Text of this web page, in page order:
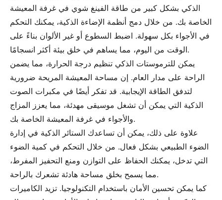
الذكي بشكل كبير من طاقة الفينغ شوي في غرفة المعيشة
الخاصة بك. من خلال دمج أنظمة الإضاءة الذكية، يمكنك التحكم
في الأجواء بكل سهولة. اضبط السطوع أو غير الألوان بناءً على
الوقت من اليوم، مما يساهم في خلق بيئة أكثر انسجامًا.
يمكن للترموستات الذكي تنظيم درجة الحرارة، مما يضمن
الراحة على مدار العام. إن مساحة المعيشة المريحة ضرورية
لتدفق الطاقة الإيجابية. قد تفكر أيضًا في مكبرات الصوت
الذكية التي يمكن أن تشغل موسيقى مهدئة، مما يعزز المزاج
والأجواء في غرفة المعيشة الخاصة بك.
علاوة على ذلك، يمكن أن تساعدك الستائر الذكية في إدارة
الضوء الطبيعي بشكل فعال. من خلال التحكم في كمية الضوء
التي تدخل، يمكنك الحفاظ على التوازن ومنع التحفيز المفرط،
مما يسمح بخلق مساحة هادئة تشعرك بالراحة.
كما يمكن تحسين الأمان باستخدام التكنولوجيا. تزيد الكاميرات